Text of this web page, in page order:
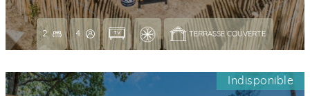
2 4 TERRASSE COUVERTE
Indisponible